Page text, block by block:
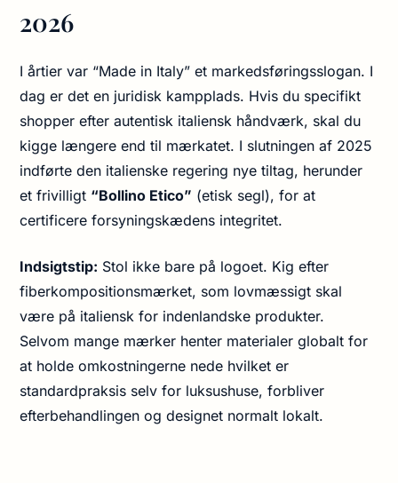
2026
I årtier var “Made in Italy” et markedsføringsslogan. I
dag er det en juridisk kampplads. Hvis du specifikt
shopper efter autentisk italiensk håndværk, skal du
kigge længere end til mærkatet. I slutningen af 2025
indførte den italienske regering nye tiltag, herunder
et frivilligt “Bollino Etico” (etisk segl), for at
certificere forsyningskædens integritet.
Indsigtstip: Stol ikke bare på logoet. Kig efter
fiberkompositionsmærket, som lovmæssigt skal
være på italiensk for indenlandske produkter.
Selvom mange mærker henter materialer globalt for
at holde omkostningerne nede hvilket er
standardpraksis selv for luksushuse, forbliver
efterbehandlingen og designet normalt lokalt.